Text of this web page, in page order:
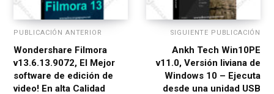
PUBLICACIÓN ANTERIOR
Wondershare Filmora
v13.6.13.9072, El Mejor
software de edición de
video! En alta Calidad
SIGUIENTE PUBLICACIÓN
Ankh Tech Win10PE
v11.0, Versión liviana de
Windows 10 – Ejecuta
desde una unidad USB